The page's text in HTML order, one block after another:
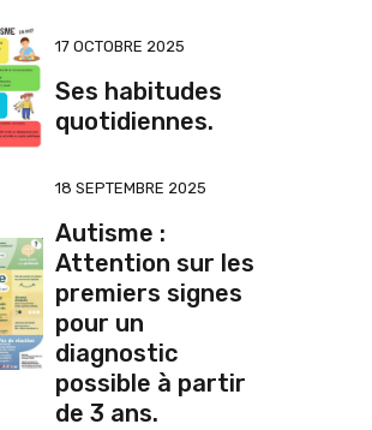
17 OCTOBRE 2025
Ses habitudes
quotidiennes.
18 SEPTEMBRE 2025
Autisme :
Attention sur les
premiers signes
pour un
diagnostic
possible à partir
de 3 ans.